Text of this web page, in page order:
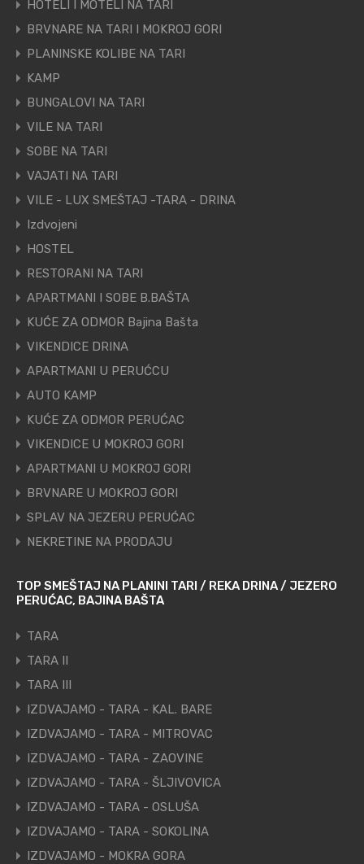
HOTELI I MOTELI NA TARI
BRVNARE NA TARI I MOKROJ GORI
PLANINSKE KOLIBE NA TARI
KAMP
BUNGALOVI NA TARI
VILE NA TARI
SOBE NA TARI
VAJATI NA TARI
VILE - LUX SMEŠTAJ -TARA - DRINA
Izdvojeni
HOSTEL
RESTORANI NA TARI
APARTMANI I SOBE B.BAŠTA
KUĆE ZA ODMOR Bajina Bašta
VIKENDICE DRINA
APARTMANI U PERUĆCU
AUTO KAMP
KUĆE ZA ODMOR PERUĆAC
VIKENDICE U MOKROJ GORI
APARTMANI U MOKROJ GORI
BRVNARE U MOKROJ GORI
SPLAV NA JEZERU PERUĆAC
NEKRETINE NA PRODAJU
TOP SMEŠTAJ NA PLANINI TARI / REKA DRINA / JEZERO
PERUĆAC, BAJINA BAŠTA
TARA
TARA II
TARA III
IZDVAJAMO - TARA - KAL. BARE
IZDVAJAMO - TARA - MITROVAC
IZDVAJAMO - TARA - ZAOVINE
IZDVAJAMO - TARA - ŠLJIVOVICA
IZDVAJAMO - TARA - OSLUŠA
IZDVAJAMO - TARA - SOKOLINA
IZDVAJAMO - MOKRA GORA